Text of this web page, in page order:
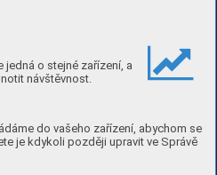
jedná o stejné zařízení, a
návštěvnost.
do vašeho zařízení, abychom se
je kdykoli později upravit ve Správě